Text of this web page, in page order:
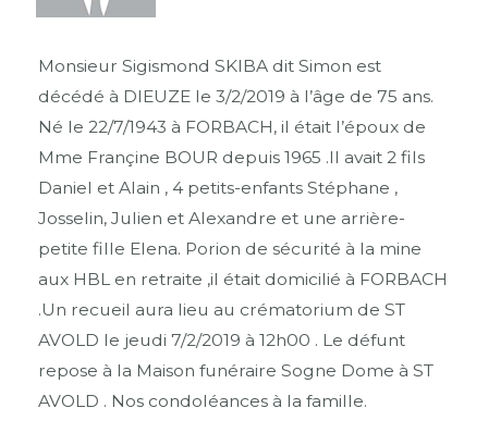
Monsieur Sigismond SKIBA dit Simon est
décédé à DIEUZE le 3/2/2019 à l’âge de 75 ans.
Né le 22/7/1943 à FORBACH, il était l’époux de
Mme Françine BOUR depuis 1965 .Il avait 2 fils
Daniel et Alain , 4 petits-enfants Stéphane ,
Josselin, Julien et Alexandre et une arrière-
petite fille Elena. Porion de sécurité à la mine
aux HBL en retraite ,il était domicilié à FORBACH
.Un recueil aura lieu au crématorium de ST
AVOLD le jeudi 7/2/2019 à 12h00 . Le défunt
repose à la Maison funéraire Sogne Dome à ST
AVOLD . Nos condoléances à la famille.